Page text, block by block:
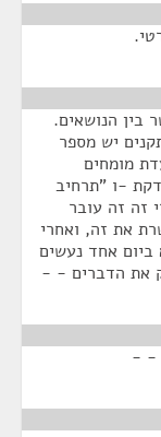
בין הנושאים.
יש מספר
מומחים
-ו "תרחיב
זה זה עובר
את זה, ואחרי
ביום אחד נעשים
את הדברים - -
- -